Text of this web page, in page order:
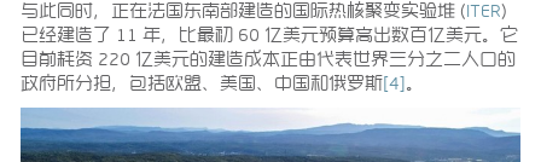
与此同时，正在法国东南部建造的国际热核聚变实验堆 (ITER)
已经建造了 11 年，比最初 60 亿美元预算高出数百亿美元。它
目前耗资 220 亿美元的建造成本正由代表世界三分之二人口的
政府所分担，包括欧盟、美国、中国和俄罗斯[4] 。